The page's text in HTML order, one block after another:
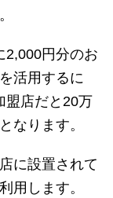
2,000円分のお
活用するに
盟店だと20万
なります。
に設置されて
用します。